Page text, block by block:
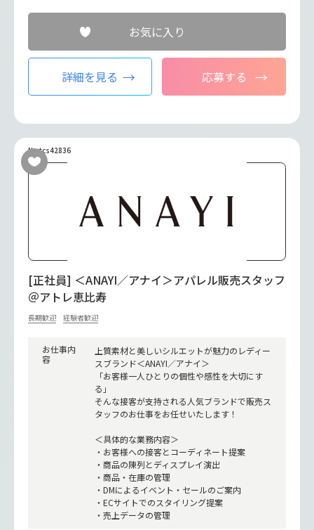
お気に入り
詳細を見る 応募する
No.tcs42836
[正社員] ＜ANAYI／アナイ＞アパレル販売スタッフ
＠アトレ恵比寿
長期歓迎 経験者歓迎
お仕事内
容
上質素材と美しいシルエットが魅力のレディー
スブランド＜ANAYI／アナイ＞
「お客様一人ひとりの個性や感性を大切にす
る」
そんな接客が支持される人気ブランドで販売ス
タッフのお仕事をお任せいたします！
＜具体的な業務内容＞
・お客様への接客とコーディネート提案
・商品の陳列とディスプレイ演出
・商品・在庫の管理
・DMによるイベント・セールのご案内
・ECサイトでのスタイリング提案
・売上データの管理